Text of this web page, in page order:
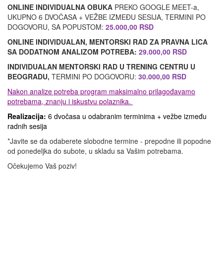
ONLINE INDIVIDUALNA OBUKA PREKO GOOGLE MEET-a,
UKUPNO 6 DVOČASA + VEŽBE IZMEĐU SESIJA, TERMINI PO
DOGOVORU, SA POPUSTOM: 25.000,00 RSD
ONLINE INDIVIDUALAN, MENTORSKI RAD ZA PRAVNA LICA
SA DODATNOM ANALIZOM POTREBA: 29.000,00 RSD
INDIVIDUALAN MENTORSKI RAD U TRENING CENTRU U
BEOGRADU, TERMINI PO DOGOVORU: 30.000,00 RSD
Nakon analize potreba program maksimalno prilagođavamo
potrebama, znanju i iskustvu polaznika.
Realizacija: 6 dvočasa u odabranim terminima + vežbe između
radnih sesija
*Javite se da odaberete slobodne termine - prepodne ili popodne
od ponedeljka do subote, u skladu sa Vašim potrebama.
Očekujemo Vaš poziv!